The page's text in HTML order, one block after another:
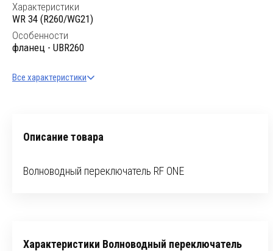
Характеристики
WR 34 (R260/WG21)
Особенности
фланец - UBR260
Все характеристики
Описание товара
Волноводный переключатель RF ONE
Характеристики Волноводный переключатель